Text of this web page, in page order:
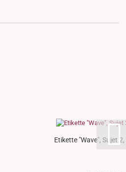
Etikette "Wave", Sujet